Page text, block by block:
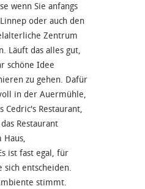
wenn Sie anfangs
oder auch den
Zentrum
Läuft das alles gut,
schöne Idee
zu gehen. Dafür
in der Auermühle,
Cedric's Restaurant,
Restaurant
Haus,
ist fast egal, für
sich entscheiden.
stimmt.